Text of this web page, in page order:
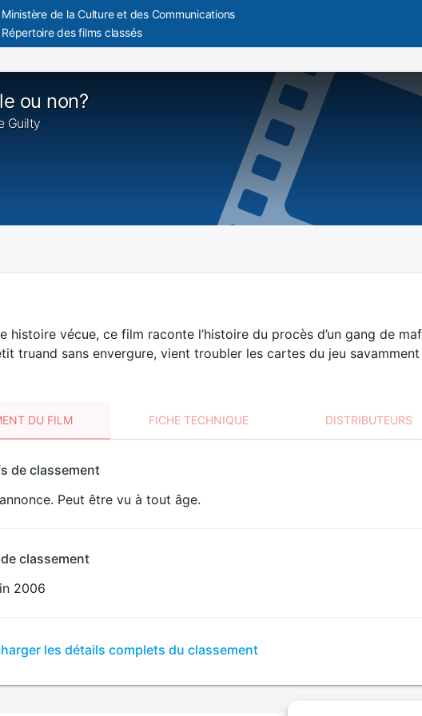
Ministère de la Culture et des Communications
Répertoire des films classés
ou non?
Guilty
histoire vécue, ce film raconte l’histoire du procès d’un gang de
truand sans envergure, vient troubler les cartes du jeu savamment
DU FILM FICHE TECHNIQUE DISTRIBUTEURS
de classement
Peut être vu à tout âge.
classement
2006
les détails complets du classement